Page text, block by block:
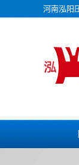
河南泓阳